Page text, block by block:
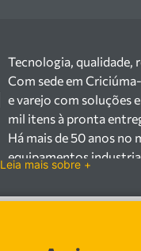
Tecnologia, qualidade,
Com sede em
e varejo com soluções
mil itens à pronta
Há mais de 50 anos no
equipamentos
Trabalhamos com
Leia mais sobre +